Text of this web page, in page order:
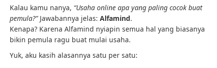
Kalau kamu nanya, “Usaha online apa yang paling cocok buat
pemula?”Jawabannya jelas: Alfamind.
Kenapa? Karena Alfamind nyiapin semua hal yang biasanya
bikin pemula ragu buat mulai usaha.
Yuk, aku kasih alasannya satu per satu: